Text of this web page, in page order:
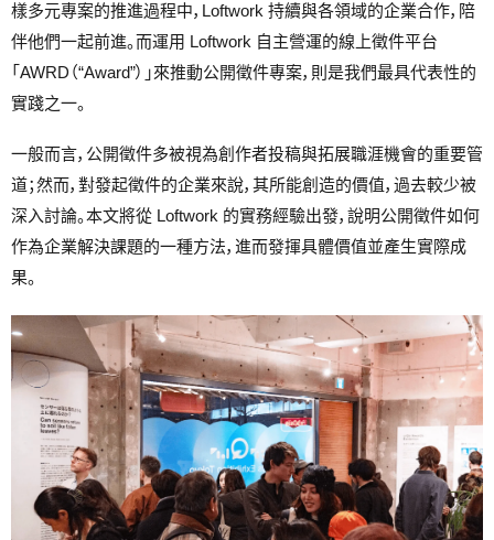
樣多元專案的推進過程中，Loftwork 持續與各領域的企業合作，陪
伴他們一起前進。而運用 Loftwork 自主營運的線上徵件平台
「AWRD（“Award”）」來推動公開徵件專案，則是我們最具代表性的
實踐之一。
一般而言，公開徵件多被視為創作者投稿與拓展職涯機會的重要管
道；然而，對發起徵件的企業來說，其所能創造的價值，過去較少被
深入討論。本文將從 Loftwork 的實務經驗出發，說明公開徵件如何
作為企業解決課題的一種方法，進而發揮具體價值並產生實際成
果。